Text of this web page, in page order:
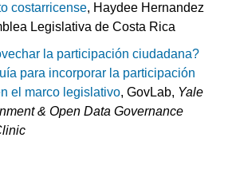
costarricense, Haydee Hernandez
Legislativa de Costa Rica
la participación ciudadana?
para incorporar la participación
el marco legislativo, GovLab, Yale
& Open Data Governance